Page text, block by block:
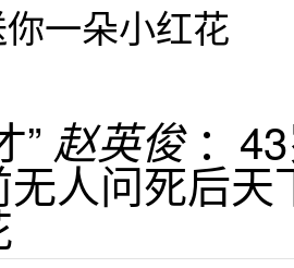
” 赵英俊 ：
人问死后天